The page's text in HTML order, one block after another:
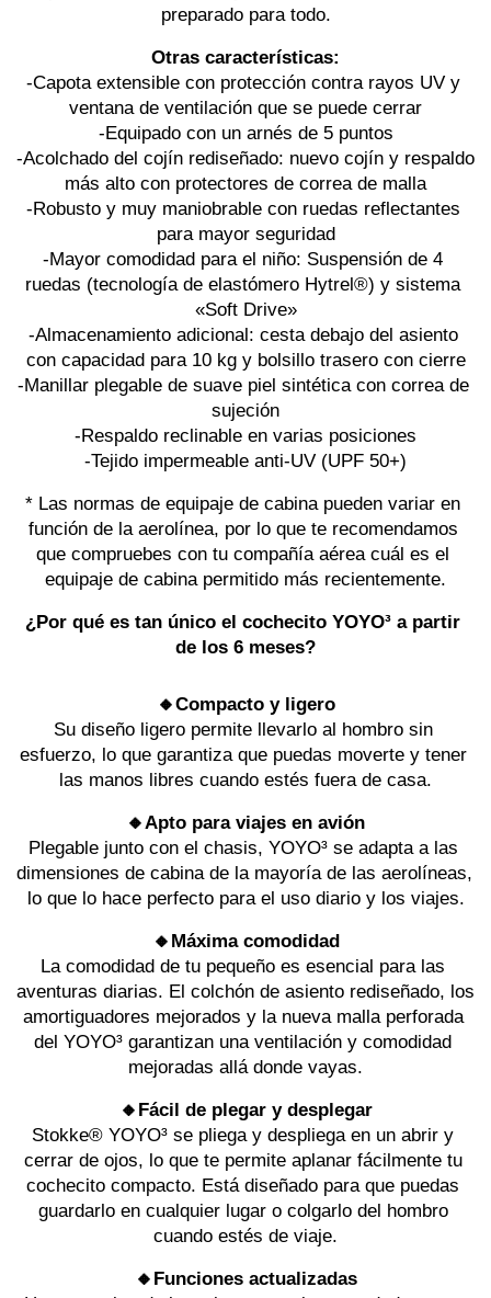
preparado para todo.
Otras características:
-Capota extensible con protección contra rayos UV y
ventana de ventilación que se puede cerrar
-Equipado con un arnés de 5 puntos
-Acolchado del cojín rediseñado: nuevo cojín y respaldo
más alto con protectores de correa de malla
-Robusto y muy maniobrable con ruedas reflectantes
para mayor seguridad
-Mayor comodidad para el niño: Suspensión de 4
ruedas (tecnología de elastómero Hytrel®) y sistema
«Soft Drive»
-Almacenamiento adicional: cesta debajo del asiento
con capacidad para 10 kg y bolsillo trasero con cierre
-Manillar plegable de suave piel sintética con correa de
sujeción
-Respaldo reclinable en varias posiciones
-Tejido impermeable anti-UV (UPF 50+)
* Las normas de equipaje de cabina pueden variar en
función de la aerolínea, por lo que te recomendamos
que compruebes con tu compañía aérea cuál es el
equipaje de cabina permitido más recientemente.
¿Por qué es tan único el cochecito YOYO³ a partir
de los 6 meses?
🔸Compacto y ligero
Su diseño ligero permite llevarlo al hombro sin
esfuerzo, lo que garantiza que puedas moverte y tener
las manos libres cuando estés fuera de casa.
🔸Apto para viajes en avión
Plegable junto con el chasis, YOYO³ se adapta a las
dimensiones de cabina de la mayoría de las aerolíneas,
lo que lo hace perfecto para el uso diario y los viajes.
🔸Máxima comodidad
La comodidad de tu pequeño es esencial para las
aventuras diarias. El colchón de asiento rediseñado, los
amortiguadores mejorados y la nueva malla perforada
del YOYO³ garantizan una ventilación y comodidad
mejoradas allá donde vayas.
🔸Fácil de plegar y desplegar
Stokke® YOYO³ se pliega y despliega en un abrir y
cerrar de ojos, lo que te permite aplanar fácilmente tu
cochecito compacto. Está diseñado para que puedas
guardarlo en cualquier lugar o colgarlo del hombro
cuando estés de viaje.
🔸Funciones actualizadas